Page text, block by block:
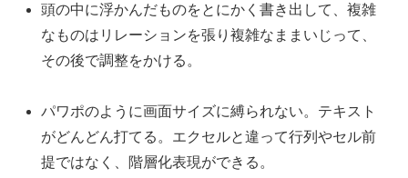
頭の中に浮かんだものをとにかく書き出して、複雑
なものはリレーションを張り複雑なままいじって、
その後で調整をかける。
パワポのように画面サイズに縛られない。テキスト
がどんどん打てる。エクセルと違って行列やセル前
提ではなく、階層化表現ができる。